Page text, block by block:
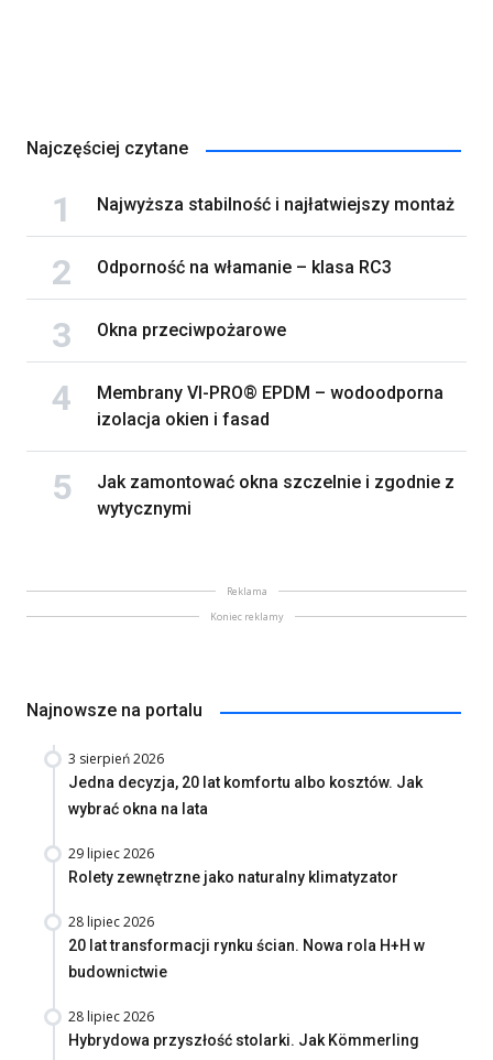
Najczęściej czytane
Najwyższa stabilność i najłatwiejszy montaż
Odporność na włamanie – klasa RC3
Okna przeciwpożarowe
Membrany VI-PRO® EPDM – wodoodporna
izolacja okien i fasad
Jak zamontować okna szczelnie i zgodnie z
wytycznymi
Reklama
Koniec reklamy
Najnowsze na portalu
3 sierpień 2026
Jedna decyzja, 20 lat komfortu albo kosztów. Jak
wybrać okna na lata
29 lipiec 2026
Rolety zewnętrzne jako naturalny klimatyzator
28 lipiec 2026
20 lat transformacji rynku ścian. Nowa rola H+H w
budownictwie
28 lipiec 2026
Hybrydowa przyszłość stolarki. Jak Kömmerling